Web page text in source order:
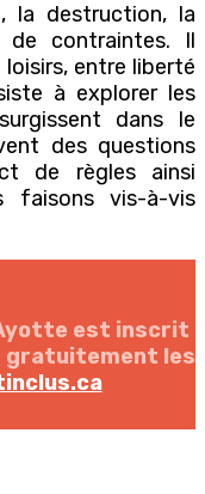
la destruction, la
de contraintes. Il
entre liberté
à explorer les
dans le
des questions
de règles ainsi
faisons vis-à-vis
est inscrit
gratuitement les